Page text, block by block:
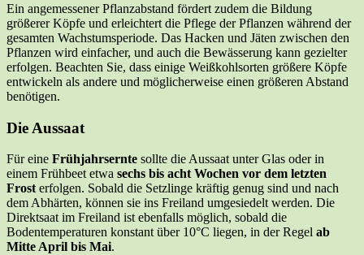
Ein angemessener Pflanzabstand fördert zudem die Bildung
größerer Köpfe und erleichtert die Pflege der Pflanzen während der
gesamten Wachstumsperiode. Das Hacken und Jäten zwischen den
Pflanzen wird einfacher, und auch die Bewässerung kann gezielter
erfolgen. Beachten Sie, dass einige Weißkohlsorten größere Köpfe
entwickeln als andere und möglicherweise einen größeren Abstand
benötigen.
Die Aussaat
Für eine Frühjahrsernte sollte die Aussaat unter Glas oder in
einem Frühbeet etwa sechs bis acht Wochen vor dem letzten
Frost erfolgen. Sobald die Setzlinge kräftig genug sind und nach
dem Abhärten, können sie ins Freiland umgesiedelt werden. Die
Direktsaat im Freiland ist ebenfalls möglich, sobald die
Bodentemperaturen konstant über 10°C liegen, in der Regel ab
Mitte April bis Mai.